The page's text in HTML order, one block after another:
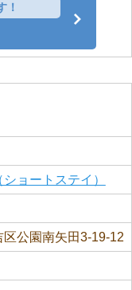
！
ョートステイ）
公園南矢田3-19-12